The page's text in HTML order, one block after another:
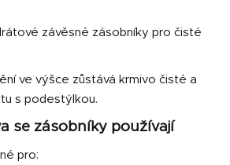
závěsné zásobníky pro čisté
ve výšce zůstává krmivo čisté a
s podestýlkou.
se zásobníky používají
pro: